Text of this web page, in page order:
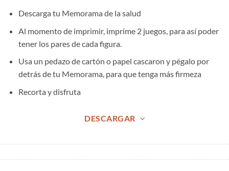
Descarga tu Memorama de la salud
Al momento de imprimir, imprime 2 juegos, para así poder
tener los pares de cada figura.
Usa un pedazo de cartón o papel cascaron y pégalo por
detrás de tu Memorama, para que tenga más firmeza
Recorta y disfruta
DESCARGAR